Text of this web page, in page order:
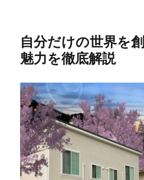
自分だけの世界を
魅力を徹底解説